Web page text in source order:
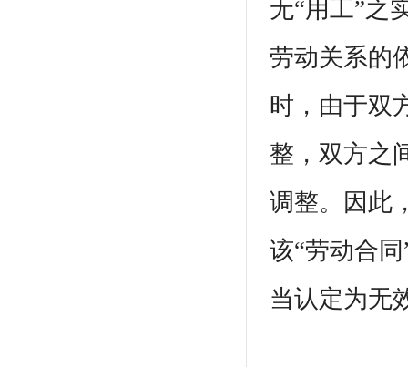
无“用工”之
劳动关系的
时，由于双
整，双方之
调整。因此
该“劳动合
当认定为无